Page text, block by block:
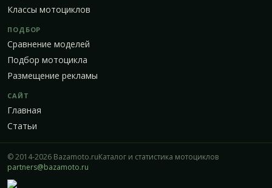
Классы мотоциклов
ПОДБОР
Сравнение моделей
Подбор мотоцикла
Размещение рекламы
САЙТ
Главная
Статьи
© 2014-2026 Bazamoto.ruКаталог и статистика мотоциклов
partners@bazamoto.ru